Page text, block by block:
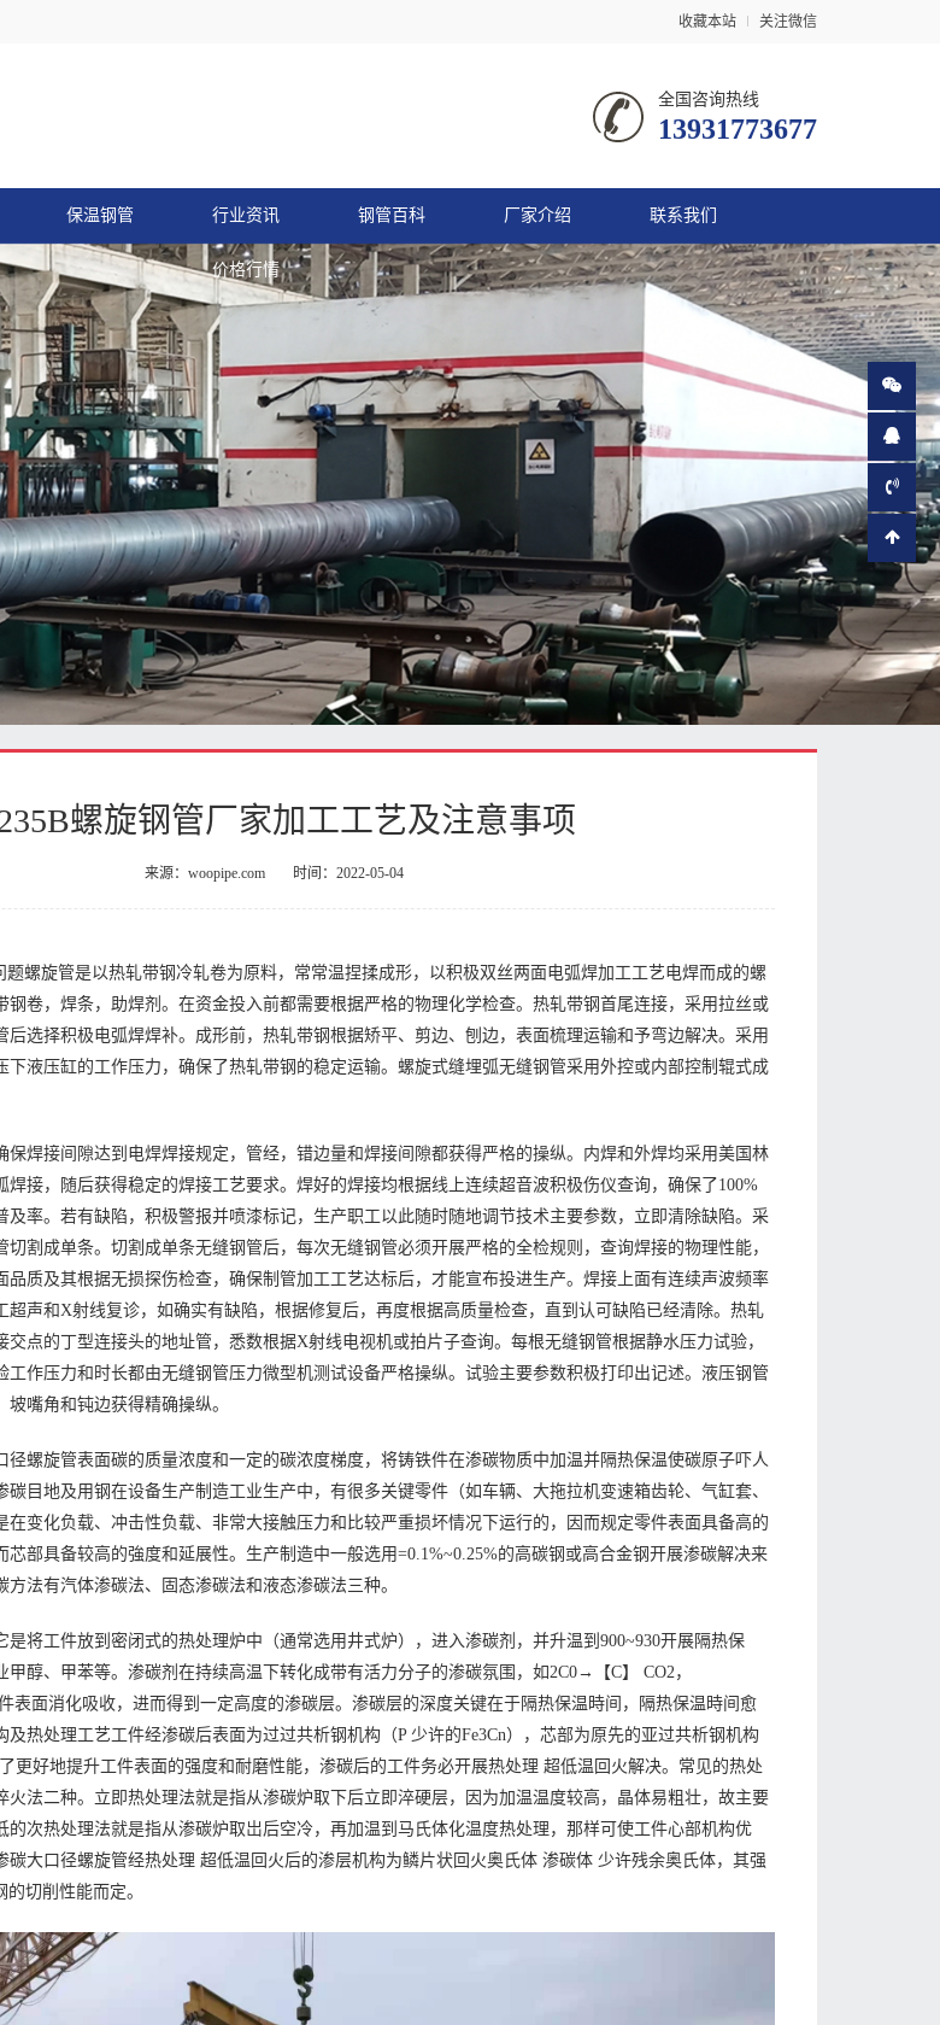
收藏本站 关注微信
全国咨询热线
13931773677
保温钢管 行业资讯
价格行情
钢管百科 厂家介绍 联系我们
螺旋钢管厂家加工工艺及注意事项
来源：woopipe.com 时间：2022-05-04
题螺旋管是以热轧带钢冷轧卷为原料，常常温捏揉成形，以积极双丝两面电弧焊加工工艺电焊而成的螺
钢卷，焊条，助焊剂。在资金投入前都需要根据严格的物理化学检查。热轧带钢首尾连接，采用拉丝或
后选择积极电弧焊焊补。成形前，热轧带钢根据矫平、剪边、刨边，表面梳理运输和予弯边解决。采用
下液压缸的工作压力，确保了热轧带钢的稳定运输。螺旋式缝埋弧无缝钢管采用外控或内部控制辊式成
保焊接间隙达到电焊焊接规定，管经，错边量和焊接间隙都获得严格的操纵。内焊和外焊均采用美国林
焊接，随后获得稳定的焊接工艺要求。焊好的焊接均根据线上连续超音波积极伤仪查询，确保了100%
及率。若有缺陷，积极警报并喷漆标记，生产职工以此随时随地调节技术主要参数，立即清除缺陷。采
切割成单条。切割成单条无缝钢管后，每次无缝钢管必须开展严格的全检规则，查询焊接的物理性能，
品质及其根据无损探伤检查，确保制管加工工艺达标后，才能宣布投进生产。焊接上面有连续声波频率
超声和X射线复诊，如确实有缺陷，根据修复后，再度根据高质量检查，直到认可缺陷已经清除。热轧
点的丁型连接头的地址管，悉数根据X射线电视机或拍片子查询。每根无缝钢管根据静水压力试验，
工作压力和时长都由无缝钢管压力微型机测试设备严格操纵。试验主要参数积极打印出记述。液压钢管
嘴角和钝边获得精确操纵。
径螺旋管表面碳的质量浓度和一定的碳浓度梯度，将铸铁件在渗碳物质中加温并隔热保温使碳原子吓人
目地及用钢在设备生产制造工业生产中，有很多关键零件（如车辆、大拖拉机变速箱齿轮、气缸套、
在变化负载、冲击性负载、非常大接触压力和比较严重损坏情况下运行的，因而规定零件表面具备高的
芯部具备较高的強度和延展性。生产制造中一般选用=0.1%~0.25%的高碳钢或高合金钢开展渗碳解决来
法有汽体渗碳法、固态渗碳法和液态渗碳法三种。
是将工件放到密闭式的热处理炉中（通常选用井式炉），进入渗碳剂，并升温到900~930开展隔热保
醇、甲苯等。渗碳剂在持续高温下转化成带有活力分子的渗碳氛围，如2C0→【C】 CO2，
表面消化吸收，进而得到一定高度的渗碳层。渗碳层的深度关键在于隔热保温時间，隔热保温時间愈
热处理工艺工件经渗碳后表面为过过共析钢机构（P 少许的Fe3Cn），芯部为原先的亚过共析钢机构
了更好地提升工件表面的强度和耐磨性能，渗碳后的工件务必开展热处理 超低温回火解决。常见的热处
火法二种。立即热处理法就是指从渗碳炉取下后立即淬硬层，因为加温温度较高，晶体易粗壮，故主要
的次热处理法就是指从渗碳炉取岀后空冷，再加温到马氏体化温度热处理，那样可使工件心部机构优
碳大口径螺旋管经热处理 超低温回火后的渗层机构为鳞片状回火奥氏体 渗碳体 少许残余奥氏体，其强
切削性能而定。